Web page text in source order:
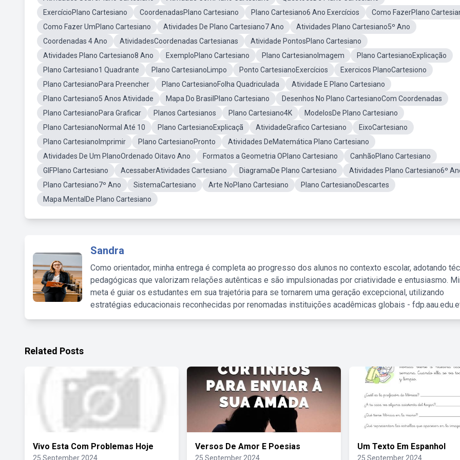
ExercícioPlano Cartesiano
CoordenadasPlano Cartesiano Plano Cartesiano6 Ano Exercícios
Como FazerPlano
Como Fazer UmPlano Cartesiano
Atividades De Plano Cartesiano7 Ano
Atividades Plano Cartesiano5º Ano
Coordenadas 4 Ano
AtividadesCoordenadas Cartesianas
Atividade PontosPlano Cartesiano
Atividades Plano Cartesiano8 Ano
ExemploPlano Cartesiano Plano CartesianoImagem
Plano CartesianoExplicação
Plano Cartesiano1 Quadrante
Plano CartesianoLimpo Ponto CartesianoExercícios
Exercicos PlanoCartesiono
Plano CartesianoPara Preencher
Plano CartesianoFolha Quadriculada
Atividade E Plano Cartesiano
Plano Cartesiano5 Anos Atividade
Mapa Do BrasilPlano Cartesiano
Desenhos No Plano CartesianoCom Coordenadas
Plano CartesianoPara Graficar
Planos Cartesianos Plano Cartesiano4K
ModelosDe Plano Cartesiano
Plano CartesianoNormal Até 10
Plano CartesianoExplicaçã AtividadeGrafico Cartesiano
EixoCartesiano
Plano CartesianoImprimir
Plano CartesianoPronto
Atividades DeMatemática Plano Cartesiano
Atividades De Um PlanoOrdenado Oitavo Ano
Formatos a Geometria OPlano Cartesiano
CanhãoPlano Cartesiano
GIFPlano Cartesiano
AcessaberAtividades Cartesiano DiagramaDe Plano Cartesiano
Atividades Plano Cartesiano6º
Plano Cartesiano7º Ano
SistemaCartesiano Arte NoPlano Cartesiano
Plano CartesianoDescartes
Mapa MentalDe Plano Cartesiano
Sandra
Como orientador, minha entrega é completa ao progresso dos alunos no contexto escolar, adotando
pedagógicas que valorizam relações autênticas e são impulsionadas por criatividade e entusiasmo.
meta é guiar os estudantes em sua trajetória para se tornarem uma geração excepcional, utilizando
estratégias educacionais reconhecidas por renomadas instituições acadêmicas globais -
Related Posts
Vivo Esta Com Problemas Hoje
25 September 2024
Versos De Amor E Poesias
25 September 2024
Um Texto Em Espanhol
25 September 2024